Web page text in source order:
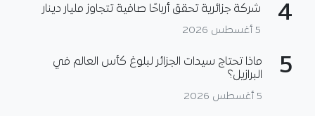
4 شركة جزائرية تحقق أرباحًا صافية تتجاوز مليار دينار
5 أغسطس 2026
5
ماذا تحتاج سيدات الجزائر لبلوغ كأس العالم في
البرازيل؟
5 أغسطس 2026